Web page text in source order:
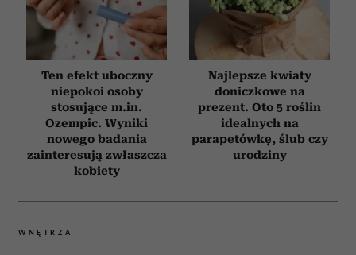
Ten efekt uboczny
niepokoi osoby
stosujące m.in.
Ozempic. Wyniki
nowego badania
zainteresują zwłaszcza
kobiety
Najlepsze kwiaty
doniczkowe na
prezent. Oto 5 roślin
idealnych na
parapetówkę, ślub czy
urodziny
WNĘTRZA